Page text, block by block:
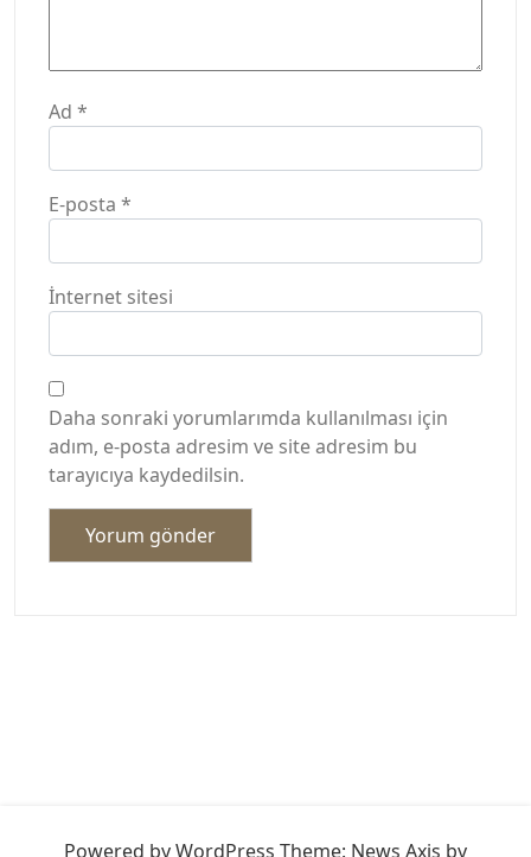
Ad *
E-posta *
İnternet sitesi
Daha sonraki yorumlarımda kullanılması için
adım, e-posta adresim ve site adresim bu
tarayıcıya kaydedilsin.
Powered by WordPress Theme: News Axis by